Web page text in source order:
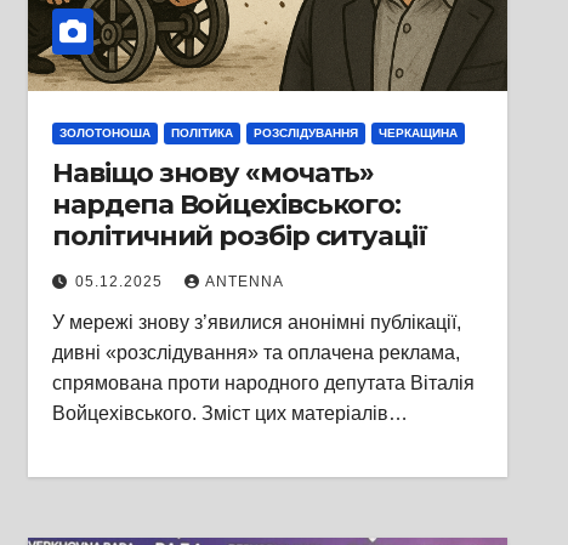
ЗОЛОТОНОША ПОЛІТИКА РОЗСЛІДУВАННЯ ЧЕРКАЩИНА
Навіщо знову «мочать»
нардепа Войцехівського:
політичний розбір ситуації
05.12.2025 ANTENNA
У мережі знову з’явилися анонімні публікації,
дивні «розслідування» та оплачена реклама,
спрямована проти народного депутата Віталія
Войцехівського. Зміст цих матеріалів…